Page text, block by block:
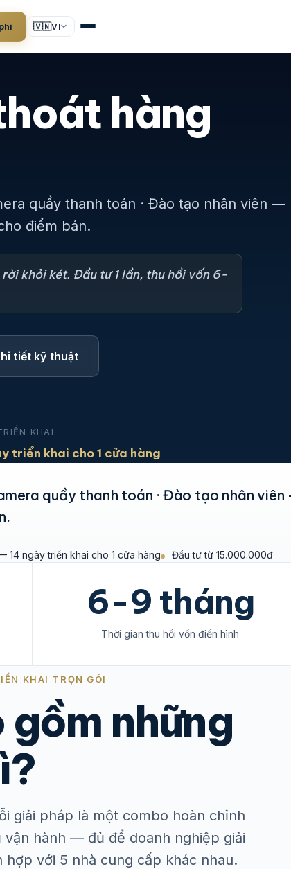
🇻🇳VI
hàng
quầy thanh toán · Đào tạo nhân viên —
điểm bán.
khỏi két. Đầu tư 1 lần, thu hồi vốn 6-
tiết kỹ thuật
KHAI
triển khai cho 1 cửa hàng
quầy thanh toán · Đào tạo nhân
14 ngày triển khai cho 1 cửa hàng Đầu tư từ 15.000.000đ
6-9 tháng
Thời gian thu hồi vốn điển hình
KHAI TRỌN GÓI
những
giải pháp là một combo hoàn chỉnh
hành — đủ để doanh nghiệp giải
với 5 nhà cung cấp khác nhau.